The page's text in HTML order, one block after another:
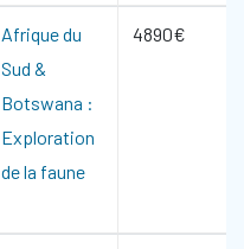
Afrique du
Sud &
Botswana :
Exploration
de la faune
4890€